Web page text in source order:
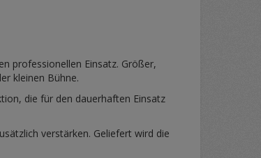
professionellen Einsatz. Größer,
kleinen Bühne.
die für den dauerhaften Einsatz
verstärken. Geliefert wird die